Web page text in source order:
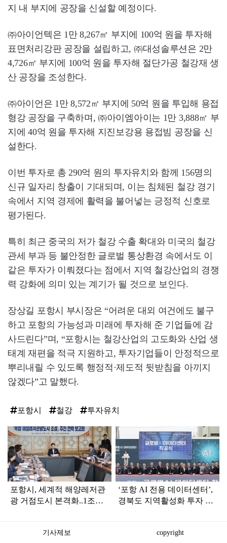
지 내 부지에 공장을 신설할 예정이다.
㈜아이언텍은 1만 8,267㎡ 부지에 100억 원을 투자해
표면처리강판 공장을 설립하고, ㈜대성솔루션은 2만
4,726㎡ 부지에 100억 원을 투자해 절단가공 철강재 생
산 공장을 조성한다.
㈜아이언은 1만 8,572㎡ 부지에 50억 원을 투입해 용접
형강 공장을 구축하며, ㈜아이엠아이는 1만 3,888㎡ 부
지에 40억 원을 투자해 지진보강용 용접빔 공장을 신
설한다.
이번 투자로 총 290억 원의 투자유치와 함께 156명의
신규 일자리 창출이 기대되며, 이는 침체된 철강 경기
속에서 지역 경제에 활력을 불어넣는 긍정적 신호로
평가된다.
특히 최근 중국의 저가 철강 수출 확대와 미국의 철강
관세 부과 등 불안정한 글로벌 통상환경 속에서도 이
같은 투자가 이뤄졌다는 점에서 지역 철강산업의 경쟁
력 강화에 의미 있는 계기가 될 것으로 보인다.
장상길 포항시 부시장은 “어려운 대외 여건에도 불구
하고 포항의 가능성과 미래에 투자해 준 기업들에 감
사드린다”며, “포항시는 철강산업의 고도화와 산업 생
태계 재편을 적극 지원하고, 투자기업들이 안정적으로
뿌리내릴 수 있도록 행정적·제도적 뒷받침을 아끼지
않겠다”고 말했다.
포항시 철강 투자유치
탑
라
인
포항시, 세계적 해양레저관
광 거점도시 본격화..1조
‘포항 AI 전용 데이터센터’,
경북도 지역활성화 투자 펀
기사제보 copyright